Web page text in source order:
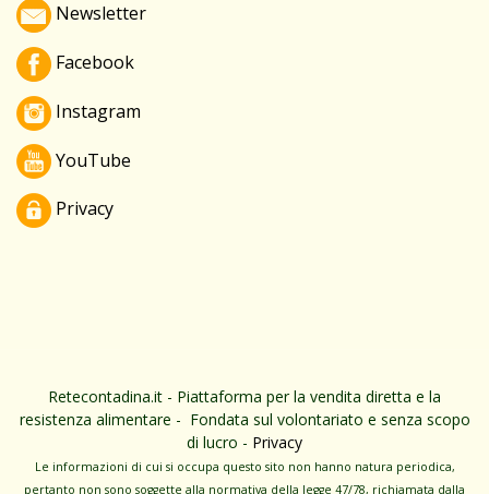
Newsletter
Facebook
Instagram
YouTube
Privacy
Retecontadina.it - Piattaforma per la vendita diretta e la
resistenza alimentare - Fondata sul volontariato e senza scopo
di lucro - Privacy
Le informa­zioni di cui si occupa questo sito non hanno na­tura periodica,
pertanto non sono sog­gette alla normativa della legge 47/78, richiamata dalla